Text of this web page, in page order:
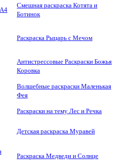
Смешная раскраска Котята и
Ботинок
Раскраска Рыцарь с Мечом
Антистрессовые Раскраски Божья
Коровка
Волшебные раскраски Маленькая
Фея
Раскраски на тему Лес и Речка
Детская раскраска Муравей
Раскраска Медведи и Солнце